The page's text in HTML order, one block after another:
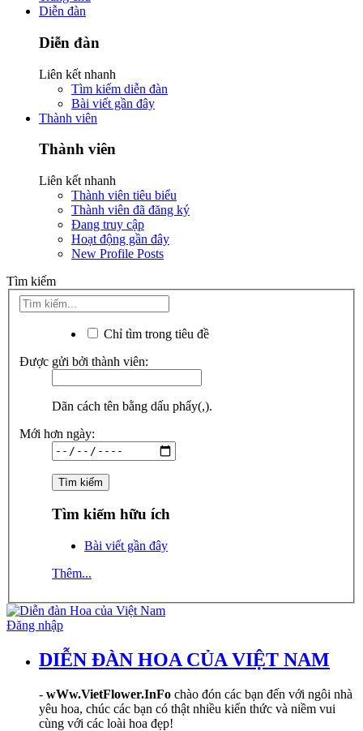
Diễn đàn
Diễn đàn
Liên kết nhanh
Tìm kiếm diễn đàn
Bài viết gần đây
Thành viên
Thành viên
Liên kết nhanh
Thành viên tiêu biểu
Thành viên đã đăng ký
Đang truy cập
Hoạt động gần đây
New Profile Posts
Tìm kiếm
Chỉ tìm trong tiêu đề
Được gửi bởi thành viên:
Dãn cách tên bằng dấu phẩy(,).
Mới hơn ngày:
Tìm kiếm hữu ích
Bài viết gần đây
Thêm...
Đăng nhập
DIỄN ĐÀN HOA CỦA VIỆT NAM
- wWw.VietFlower.InFo chào đón các bạn đến với ngôi nhà
yêu hoa, chúc các bạn có thật nhiều kiến thức và niềm vui
cùng với các loài hoa đẹp!